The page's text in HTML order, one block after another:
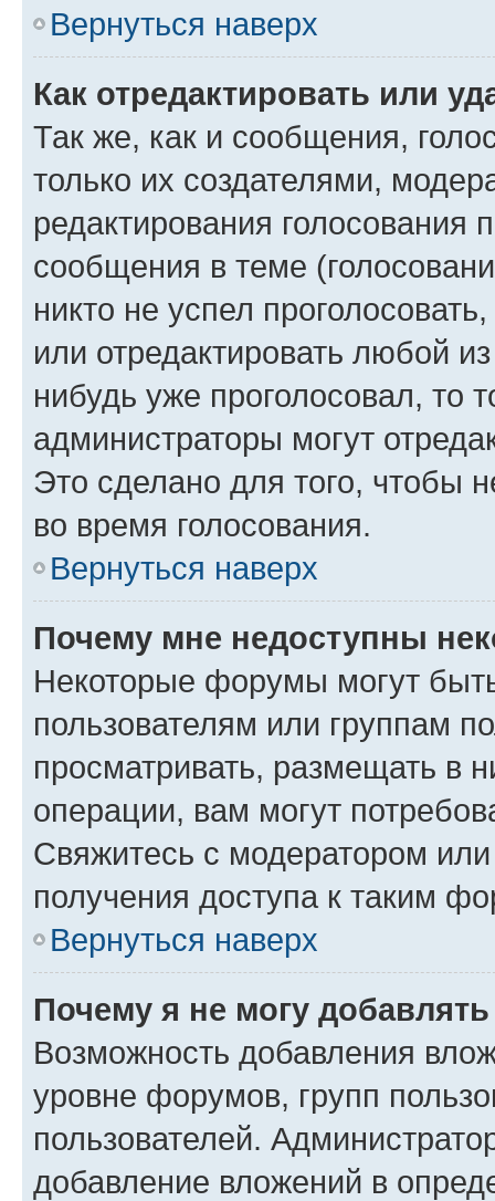
Вернуться наверх
Как отредактировать или
Так же, как и сообщения,
только их создателями,
редактирования голосования
сообщения в теме
никто не успел
или отредактировать любой
нибудь уже проголосовал, то
администраторы могут
Это сделано для того, чтобы
во время голосования.
Вернуться наверх
Почему мне недоступны
Некоторые форумы могут
пользователям или группам
просматривать, размещать в
операции, вам могут
Свяжитесь с модератором
получения доступа к таким
Вернуться наверх
Почему я не могу
Возможность добавления
уровне форумов, групп
пользователей.
добавление вложений в